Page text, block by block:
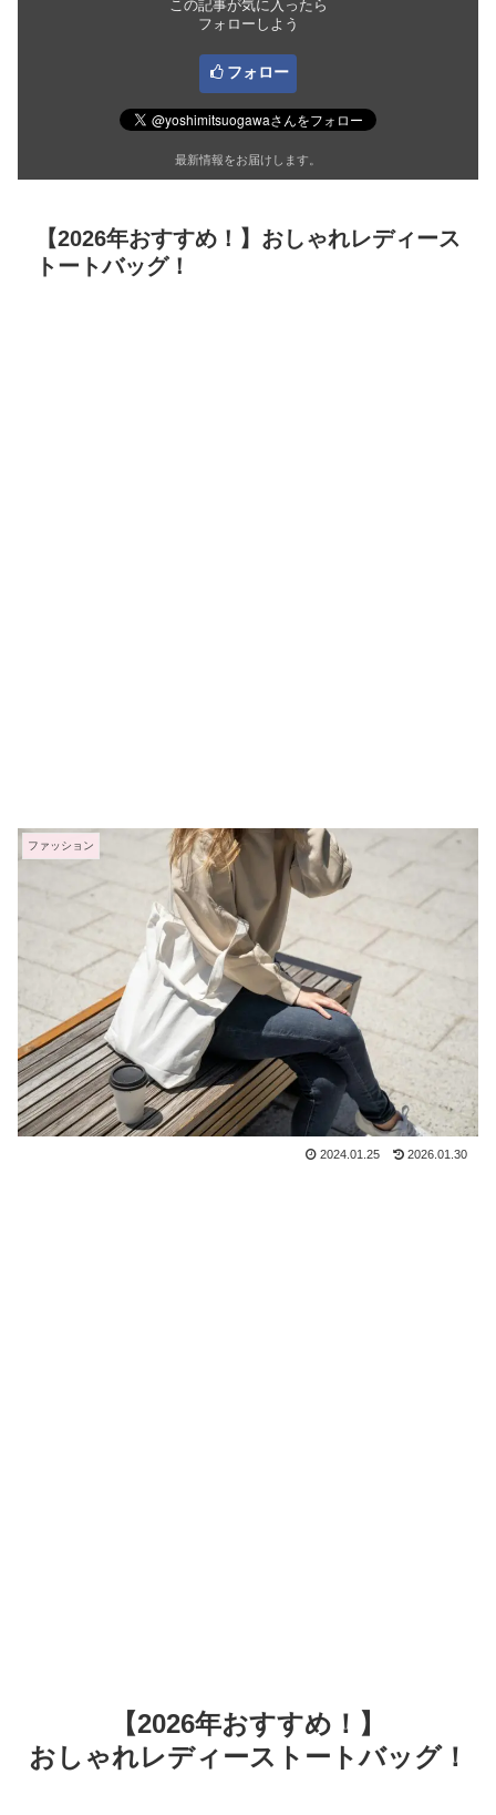
この記事が気に入ったら
フォローしよう
フォロー
最新情報をお届けします。
【2026年おすすめ！】おしゃれレディース
トートバッグ！
ファッション
2024.01.25 2026.01.30
【2026年おすすめ！】
おしゃれレディーストートバッグ！